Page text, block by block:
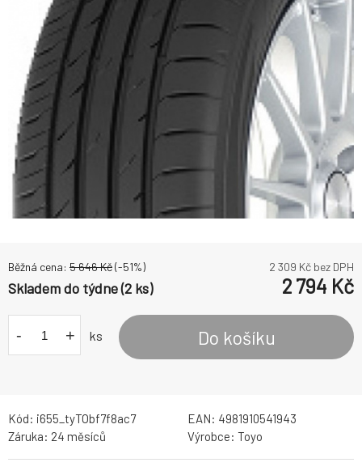
Běžná cena: 5 646Kč(-51%) 2 309 Kč bez DPH
Skladem do týdne (2 ks) 2 794 Kč
- + ks Do košíku
Kód: i655_tyTObf7f8ac7 EAN: 4981910541943
Záruka: 24 měsíců Výrobce: Toyo